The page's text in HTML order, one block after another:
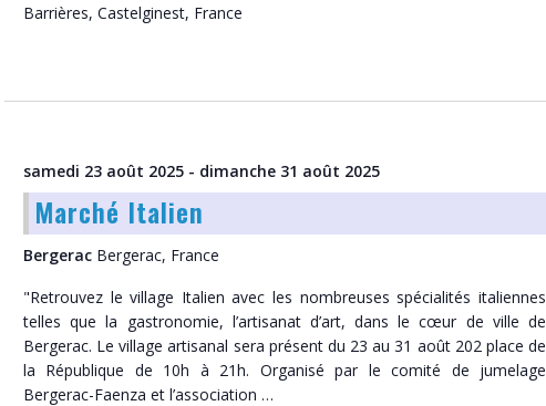
Barrières, Castelginest, France
samedi 23 août 2025- dimanche 31 août 2025
Marché Italien
Bergerac Bergerac, France
"Retrouvez le village Italien avec les nombreuses spécialités italiennes
telles que la gastronomie, l’artisanat d’art, dans le cœur de ville de
Bergerac. Le village artisanal sera présent du 23 au 31 août 202 place de
la République de 10h à 21h. Organisé par le comité de jumelage
Bergerac-Faenza et l’association …